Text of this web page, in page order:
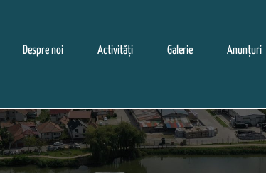
Despre noi Activități Galerie Anunțuri